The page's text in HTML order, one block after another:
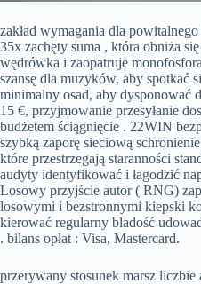
zakład wymagania dla
35x zachęty suma , która obniża
wędrówka i zaopatruje
szansę dla muzyków, aby spotkać
minimalny osad, aby dysponować
15 €, przyjmowanie przesyłanie
budżetem ściągnięcie . 22WIN
szybką zaporę sieciową
które przestrzegają staranności
audyty identyfikować i łagodzić
Losowy przyjście autor ( RNG)
losowymi i bezstronnymi kiepski
kierować regularny bladość
. bilans opłat : Visa, Mastercard.
przerywany stosunek marsz